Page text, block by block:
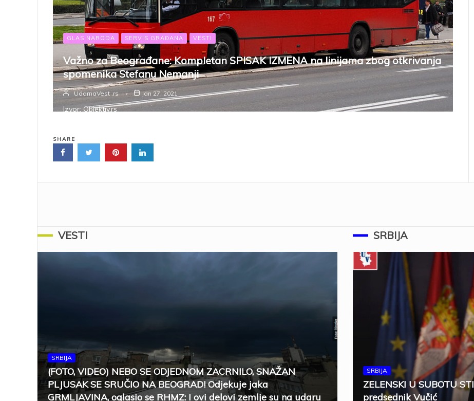
GLAS NARODA SERVIS GRAĐANA VESTI
Važno za Beograđane: Kompletan SPISAK IZMENA na linijama zbog otkrivanja
spomenika Stefanu Nemanji
UdarnaVest .rs jan 27, 2021
Izvor: Objektiv.rs
SHARE
VESTI
SRBIJA
(FOTO, VIDEO) NEBO SE ODJEDNOM ZACRNILO, SNAŽAN
PLJUSAK SE SRUČIO NA BEOGRAD! Odjekuje jaka
GRMLJAVINA, oglasio se RHMZ: I ovi delovi zemlje su na udaru
SRBIJA
SRBIJA
ZELENSKI U SUBOTU
predsednik Vučić